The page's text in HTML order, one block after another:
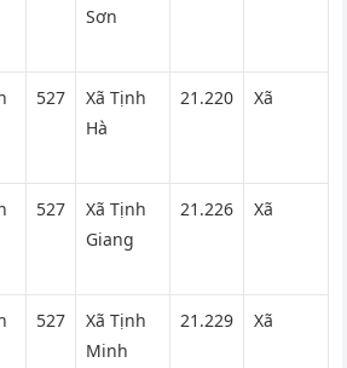
Sơn
527
Xã Tịnh
Hà
21.220 Xã
527
Xã Tịnh
Giang
21.226 Xã
527
Xã Tịnh
Minh
21.229 Xã